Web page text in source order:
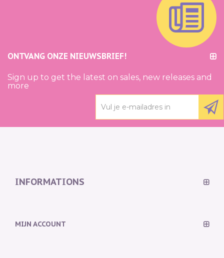
ONTVANG ONZE NIEUWSBRIEF!
Sign up to get the latest on sales, new releases and
more
INFORMATIONS
MIJN ACCOUNT